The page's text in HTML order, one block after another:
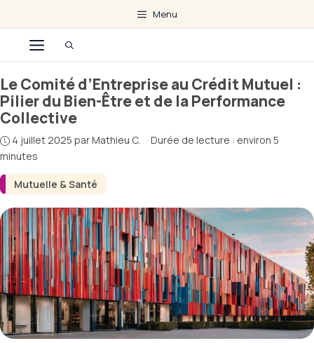
au
contenu
Menu
Menu
Mutuelle & Santé
Le Comité d’Entreprise au Crédit Mutuel :
Pilier du Bien-Être et de la Performance
Collective
4 juillet 2025 parMathieu C. · Durée de lecture : environ 5
minutes